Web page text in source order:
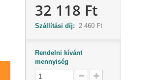
32 118 Ft
Szállítási díj: 2 460 Ft
Rendelni kívánt
mennyiség